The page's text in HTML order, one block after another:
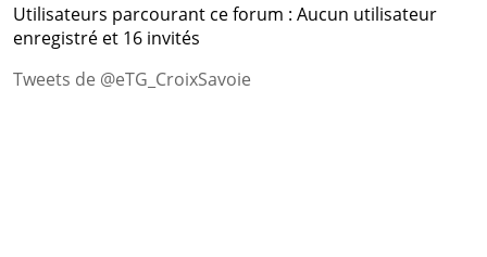
Utilisateurs parcourant ce forum : Aucun utilisateur
enregistré et 16 invités
Tweets de @eTG_CroixSavoie